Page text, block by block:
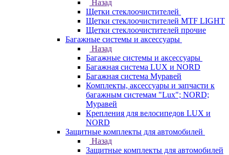
Назад
Щетки стеклоочистителей
Щетки стеклоочистителей MTF LIGHT
Щетки стеклоочистителей прочие
Багажные системы и аксессуары
Назад
Багажные системы и аксессуары
Багажная система LUX и NORD
Багажная система Муравей
Комплекты, аксессуары и запчасти к
багажным системам "Lux"; NORD;
Муравей
Крепления для велосипедов LUX и
NORD
Защитные комплекты для автомобилей
Назад
Защитные комплекты для автомобилей